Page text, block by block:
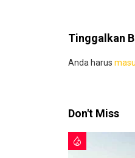
Tinggalkan
Anda harus
Don't Miss